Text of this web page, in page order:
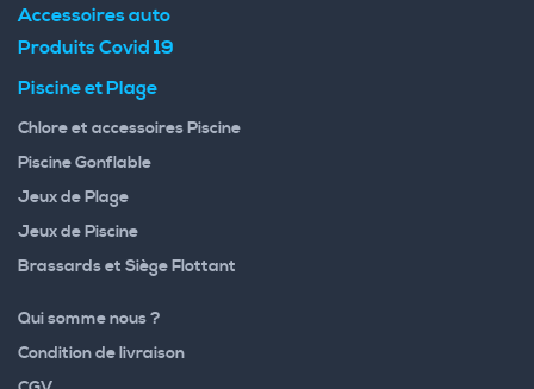
Accessoires auto
Produits Covid 19
Piscine et Plage
Chlore et accessoires Piscine
Piscine Gonflable
Jeux de Plage
Jeux de Piscine
Brassards et Siège Flottant
Qui somme nous ?
Condition de livraison